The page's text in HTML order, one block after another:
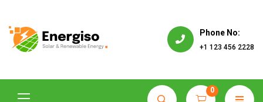
Phone No:
+1 123 456 2228
0